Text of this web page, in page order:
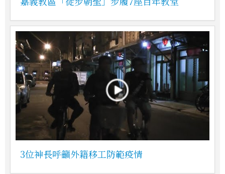
3位神長呼籲外籍移工防範疫情